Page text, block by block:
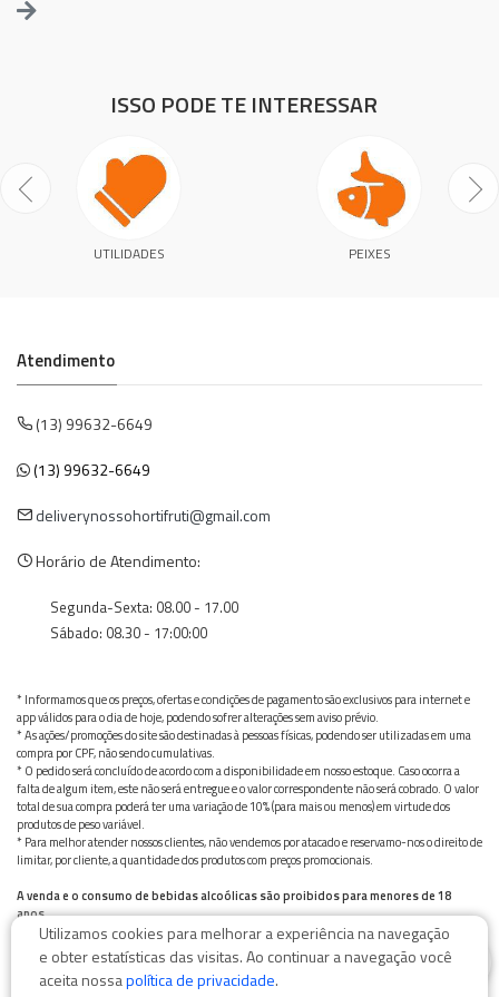
ISSO PODE TE INTERESSAR
UTILIDADES PEIXES
Atendimento
(13) 99632-6649
(13) 99632-6649
deliverynossohortifruti@gmail.com
Horário de Atendimento:
Segunda-Sexta: 08.00 - 17.00
Sábado: 08.30 - 17:00:00
* Informamos que os preços, ofertas e condições de pagamento são exclusivos para internet e
app válidos para o dia de hoje, podendo sofrer alterações sem aviso prévio.
* As ações/promoções do site são destinadas à pessoas físicas, podendo ser utilizadas em uma
compra por CPF, não sendo cumulativas.
* O pedido será concluído de acordo com a disponibilidade em nosso estoque. Caso ocorra a
falta de algum item, este não será entregue e o valor correspondente não será cobrado. O valor
total de sua compra poderá ter uma variação de 10% (para mais ou menos) em virtude dos
produtos de peso variável.
* Para melhor atender nossos clientes, não vendemos por atacado e reservamo-nos o direito de
limitar, por cliente, a quantidade dos produtos com preços promocionais.
A venda e o consumo de bebidas alcoólicas são proibidos para menores de 18
anos.
Bebida alcoólica pode causar dependência química e, em excesso, provoca graves males à saúde.
Beba com moderação
Utilizamos cookies para melhorar a experiência na navegação
e obter estatísticas das visitas. Ao continuar a navegação você
aceita nossapolítica de privacidade.